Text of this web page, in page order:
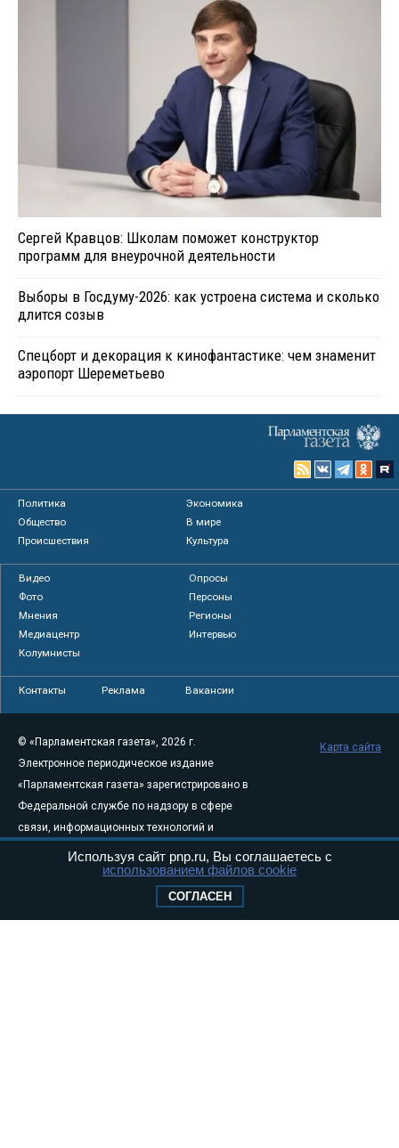
Сергей Кравцов: Школам поможет конструктор
программ для внеурочной деятельности
Выборы в Госдуму-2026: как устроена система и сколько
длится созыв
Спецборт и декорация к кинофантастике: чем знаменит
аэропорт Шереметьево
Политика
Экономика
Общество
В мире
Происшествия
Культура
Видео
Опросы
Фото
Персоны
Мнения
Регионы
Медиацентр
Интервью
Колумнисты
Контакты Реклама Вакансии
© «Парламентская газета», 2026 г.
Электронное периодическое издание
«Парламентская газета» зарегистрировано в
Федеральной службе по надзору в сфере
связи, информационных технологий и
августа 2011 года. 18+
Свидетельство о регистрации Эл № ФС77-
Карта сайта
Используя сайт pnp.ru, Вы соглашаетесь с
использованием файлов cookie
СОГЛАСЕН